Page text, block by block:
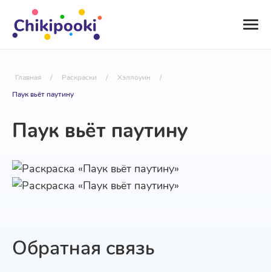
Главная / Раскраски / Хэллоуин
/
Паук вьёт паутину
Паук вьёт паутину
Обратная связь